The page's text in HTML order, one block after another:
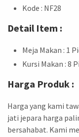
Kode : NF28
Detail Item :
Meja Makan : 1
Kursi Makan : 8
Harga Produk :
Harga yang kami
jati jepara harga
bersahabat. Kami